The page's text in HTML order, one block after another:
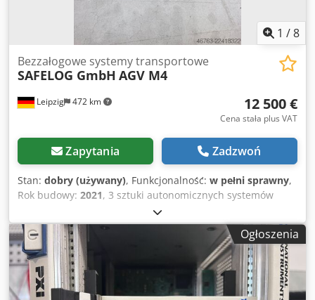
1 /8
Leipzig 472 km
Bezzałogowe systemy transportowe
SAFELOG GmbH AGV M4
12 500 €
Cena stała plus VAT
Zapytania Zadzwoń
Stan: dobry (używany), Funkcjonalność: w pełni sprawny,
Rok budowy: 2021, 3 sztuki autonomicznych systemów
transportowych, SAFELOG. AGV M4 – używane: Cena za
sztukę: 12 500,00 € (netto)! Djdezpf Rwepfx Ailokr
Producent: SAFELOG GmbH Typ: AGV M4 Rok produkcji:
2021 W zestawie: indukcyjna stacja ładowania i
bezprzewodowa stacja Dane producenta: Możliwość jazdy
do przodu i do tyłu Bezobsługowe ładowanie w procesie
Ogłoszenia